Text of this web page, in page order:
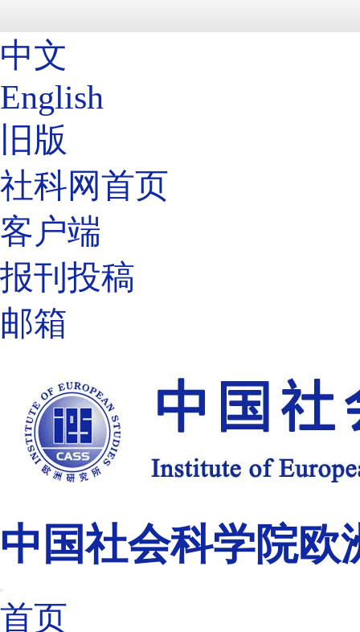
中文
English
旧版
社科网首页
客户端
报刊投稿
邮箱
中国社会科学院欧
首页